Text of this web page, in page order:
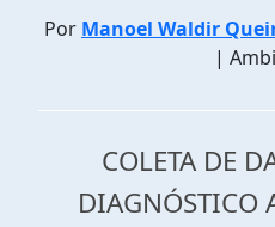
Por Manoel Waldir
|
COLETA DE
DIAGNÓSTICO